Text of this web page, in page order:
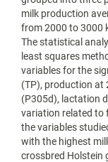
milk production
from 2000 to 3000
The statistical
least squares
variables for the
(TP), production at
(P305d), lactation
variation related to
the variables
with the highest
crossbred Holstein